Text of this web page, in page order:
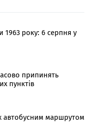
року: 6 серпня у
припинять
пунктів
автобусним маршрутом